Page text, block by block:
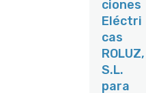
planos, red
de tierras y
esquemas
unifilares).
Colaborar
en
sistemas
ciones
Eléctri
cas
ROLUZ,
S.L.
para